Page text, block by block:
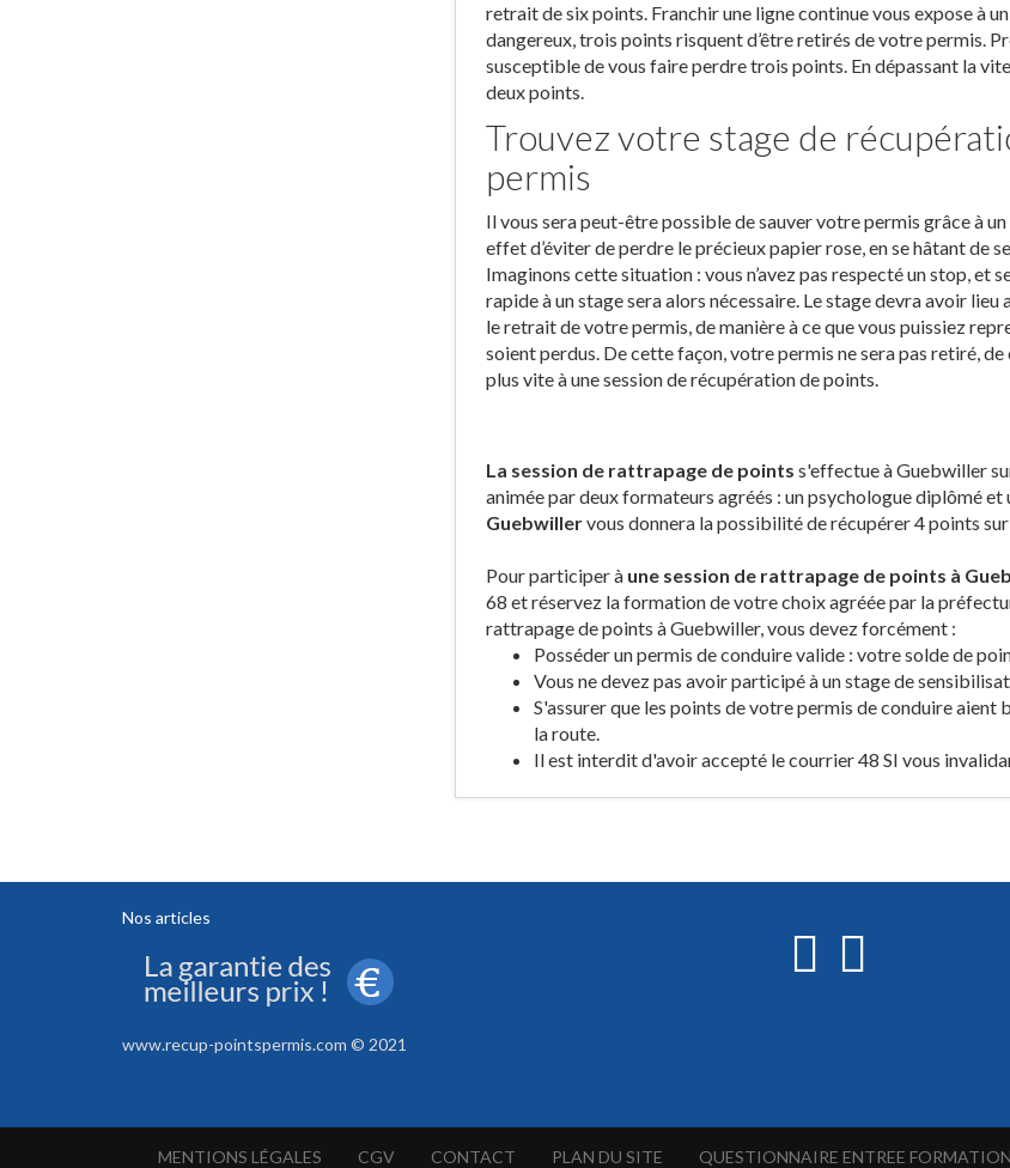
retrait de six points. Franchir une ligne continue vous expose à
dangereux, trois points risquent d’être retirés de votre permis.
susceptible de vous faire perdre trois points. En dépassant la
deux points.
Trouvez votre stage de
permis
Il vous sera peut-être possible de sauver votre permis grâce à
effet d’éviter de perdre le précieux papier rose, en se hâtant de
Imaginons cette situation : vous n’avez pas respecté un stop,
rapide à un stage sera alors nécessaire. Le stage devra avoir
le retrait de votre permis, de manière à ce que vous puissiez
soient perdus. De cette façon, votre permis ne sera pas retiré,
plus vite à une session de récupération de points.
La session de rattrapage de points s'effectue à Guebwiller
animée par deux formateurs agréés : un psychologue diplômé et
Guebwillervous donnera la possibilité de récupérer 4 points
Pour participer à une session de rattrapage de points à
68 et réservez la formation de votre choix agréée par la
rattrapage de points à Guebwiller, vous devez forcément :
Posséder un permis de conduire valide : votre solde de
Vous ne devez pas avoir participé à un stage de
S'assurer que les points de votre permis de conduire
la route.
Il est interdit d'avoir accepté le courrier 48 SI vous
Nos articles
www.recup-pointspermis.com © 2021
MENTIONS LÉGALES CGV CONTACT PLAN DU SITE QUESTIONNAIRE ENTREE FORMATION